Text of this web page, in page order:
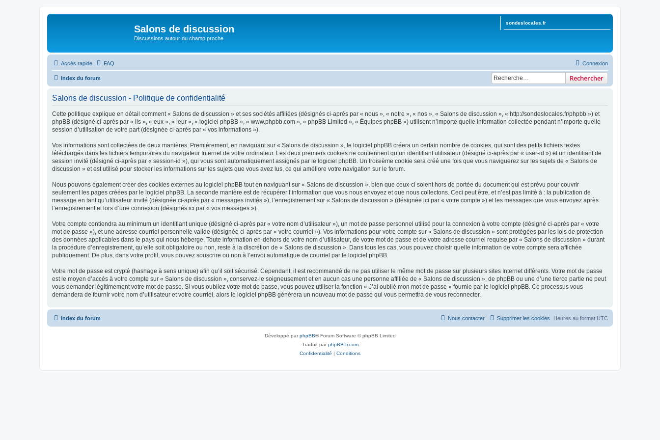
Salons de discussion
Discussions autour du champ proche
sondeslocales.fr
Accès rapide FAQ Connexion
Index du forum Rechercher
Salons de discussion - Politique de confidentialité
Cette politique explique en détail comment « Salons de discussion » et ses sociétés affiliées (désignés ci-après par « nous », « notre », « nos », « Salons de discussion », « http://sondeslocales.fr/phpbb ») et
phpBB (désigné ci-après par « ils », « eux », « leur », « logiciel phpBB », « www.phpbb.com », « phpBB Limited », « Équipes phpBB ») utilisent n’importe quelle information collectée pendant n’importe quelle
session d’utilisation de votre part (désignée ci-après par « vos informations »).
Vos informations sont collectées de deux manières. Premièrement, en naviguant sur « Salons de discussion », le logiciel phpBB créera un certain nombre de cookies, qui sont des petits fichiers textes
téléchargés dans les fichiers temporaires du navigateur Internet de votre ordinateur. Les deux premiers cookies ne contiennent qu’un identifiant utilisateur (désigné ci-après par « user-id ») et un identifiant de
session invité (désigné ci-après par « session-id »), qui vous sont automatiquement assignés par le logiciel phpBB. Un troisième cookie sera créé une fois que vous naviguerez sur les sujets de « Salons de
discussion » et est utilisé pour stocker les informations sur les sujets que vous avez lus, ce qui améliore votre navigation sur le forum.
Nous pouvons également créer des cookies externes au logiciel phpBB tout en naviguant sur « Salons de discussion », bien que ceux-ci soient hors de portée du document qui est prévu pour couvrir
seulement les pages créées par le logiciel phpBB. La seconde manière est de récupérer l’information que vous nous envoyez et que nous collectons. Ceci peut être, et n’est pas limité à : la publication de
message en tant qu’utilisateur invité (désignée ci-après par « messages invités »), l’enregistrement sur « Salons de discussion » (désignée ici par « votre compte ») et les messages que vous envoyez après
l’enregistrement et lors d’une connexion (désignés ici par « vos messages »).
Votre compte contiendra au minimum un identifiant unique (désigné ci-après par « votre nom d’utilisateur »), un mot de passe personnel utilisé pour la connexion à votre compte (désigné ci-après par « votre
mot de passe »), et une adresse courriel personnelle valide (désignée ci-après par « votre courriel »). Vos informations pour votre compte sur « Salons de discussion » sont protégées par les lois de protection
des données applicables dans le pays qui nous héberge. Toute information en-dehors de votre nom d’utilisateur, de votre mot de passe et de votre adresse courriel requise par « Salons de discussion » durant
la procédure d’enregistrement, qu’elle soit obligatoire ou non, reste à la discrétion de « Salons de discussion ». Dans tous les cas, vous pouvez choisir quelle information de votre compte sera affichée
publiquement. De plus, dans votre profil, vous pouvez souscrire ou non à l’envoi automatique de courriel par le logiciel phpBB.
Votre mot de passe est crypté (hashage à sens unique) afin qu’il soit sécurisé. Cependant, il est recommandé de ne pas utiliser le même mot de passe sur plusieurs sites Internet différents. Votre mot de passe
est le moyen d’accès à votre compte sur « Salons de discussion », conservez-le soigneusement et en aucun cas une personne affiliée de « Salons de discussion », de phpBB ou une d’une tierce partie ne peut
vous demander légitimement votre mot de passe. Si vous oubliez votre mot de passe, vous pouvez utiliser la fonction « J’ai oublié mon mot de passe » fournie par le logiciel phpBB. Ce processus vous
demandera de fournir votre nom d’utilisateur et votre courriel, alors le logiciel phpBB générera un nouveau mot de passe qui vous permettra de vous reconnecter.
Index du forum Heures au format UTC
Supprimer les cookies
Nous contacter
Développé parphpBB® Forum Software © phpBB Limited
Traduit parphpBB-fr.com
Confidentialité | Conditions